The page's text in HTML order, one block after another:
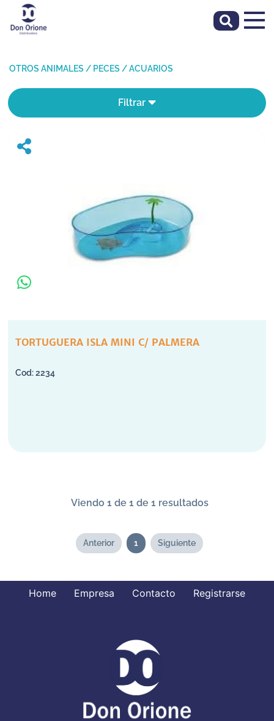
OTROS ANIMALES / PECES /ACUARIOS
Filtrar
TORTUGUERA ISLA MINI C/ PALMERA
2234
Viendo 1 de 1 de 1 resultados
Anterior 1 Siguiente
Home Empresa Contacto Registrarse